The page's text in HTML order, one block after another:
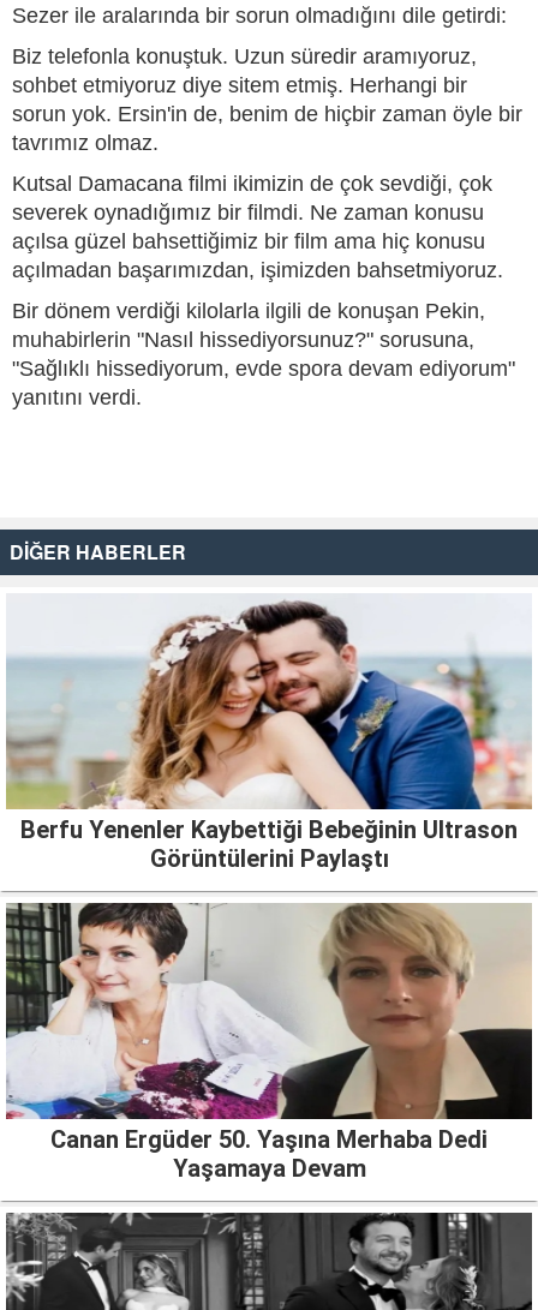
Sezer ile aralarında bir sorun olmadığını dile getirdi:
Biz telefonla konuştuk. Uzun süredir aramıyoruz,
sohbet etmiyoruz diye sitem etmiş. Herhangi bir
sorun yok. Ersin'in de, benim de hiçbir zaman öyle bir
tavrımız olmaz.
Kutsal Damacana filmi ikimizin de çok sevdiği, çok
severek oynadığımız bir filmdi. Ne zaman konusu
açılsa güzel bahsettiğimiz bir film ama hiç konusu
açılmadan başarımızdan, işimizden bahsetmiyoruz.
Bir dönem verdiği kilolarla ilgili de konuşan Pekin,
muhabirlerin "Nasıl hissediyorsunuz?" sorusuna,
"Sağlıklı hissediyorum, evde spora devam ediyorum"
yanıtını verdi.
DİĞER HABERLER
Berfu Yenenler Kaybettiği Bebeğinin Ultrason
Görüntülerini Paylaştı
Canan Ergüder 50. Yaşına Merhaba Dedi
Yaşamaya Devam